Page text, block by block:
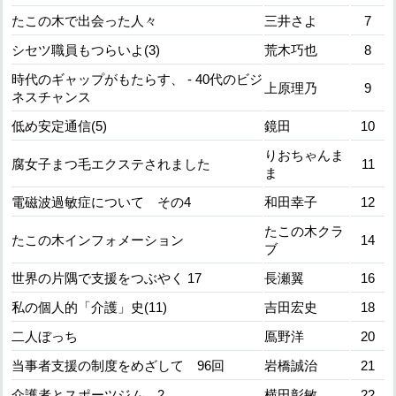
たこの木で出会った人々
三井さよ
7
シセツ職員もつらいよ(3)
荒木巧也
8
時代のギャップがもたらす、 - 40代のビジ
ネスチャンス
上原理乃 9
低め安定通信(5) 鏡田 10
腐女子まつ毛エクステされました
りおちゃんま
ま
11
電磁波過敏症について その4 和田幸子 12
たこの木インフォメーション
たこの木クラ
ブ
14
世界の片隅で支援をつぶやく 17 長瀬翼
16
私の個人的「介護」史(11)
吉田宏史
18
二人ぼっち
鳫野洋
20
当事者支援の制度をめざして 96回
岩橋誠治
21